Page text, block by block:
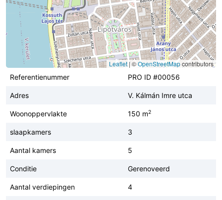
Leaflet | ©OpenStreetMapcontributors
Referentienummer
PRO ID #00056
Adres V. Kálmán Imre utca
Woonoppervlakte 150 m2
slaapkamers 3
Aantal kamers 5
Conditie Gerenoveerd
Aantal verdiepingen 4